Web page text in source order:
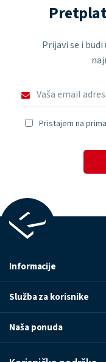
Prijavi se i
Pristajem na
Informacije
Služba za korisnike
Naša ponuda